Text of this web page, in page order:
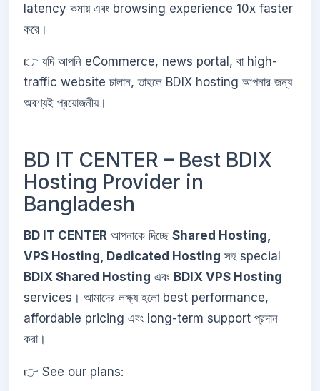
latency কমায় এবং browsing experience 10x faster
করে।
👉 যদি আপনি eCommerce, news portal, বা high-
traffic website চালান, তাহলে BDIX hosting আপনার জন্য
অবশ্যই প্রয়োজনীয়।
BD IT CENTER – Best BDIX
Hosting Provider in
Bangladesh
BD IT CENTER আপনাকে দিচ্ছে Shared Hosting,
VPS Hosting, Dedicated Hosting সহ special
BDIX Shared Hosting এবং BDIX VPS Hosting
services। আমাদের লক্ষ্য হলো best performance,
affordable pricing এবং long-term support প্রদান
করা।
👉 See our plans: